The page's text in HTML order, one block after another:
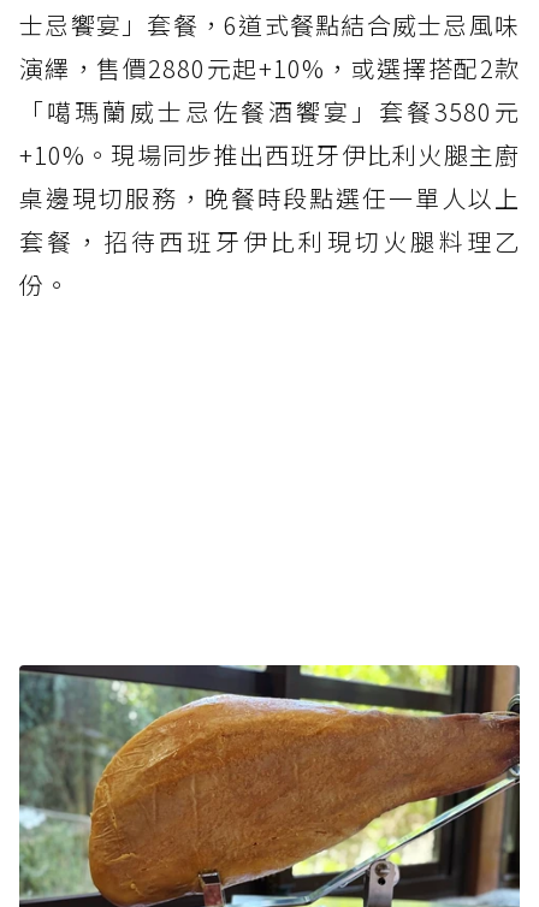
士忌饗宴」套餐，6道式餐點結合威士忌風味
演繹，售價2880元起+10%，或選擇搭配2款
「噶瑪蘭威士忌佐餐酒饗宴」套餐3580元
+10%。現場同步推出西班牙伊比利火腿主廚
桌邊現切服務，晚餐時段點選任一單人以上
套餐，招待西班牙伊比利現切火腿料理乙
份。